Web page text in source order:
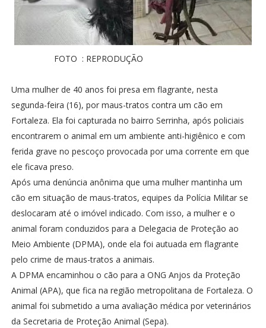
FOTO : REPRODUÇÃO
Uma mulher de 40 anos foi presa em flagrante, nesta
segunda-feira (16), por maus-tratos contra um cão em
Fortaleza. Ela foi capturada no bairro Serrinha, após policiais
encontrarem o animal em um ambiente anti-higiênico e com
ferida grave no pescoço provocada por uma corrente em que
ele ficava preso.
Após uma denúncia anônima que uma mulher mantinha um
cão em situação de maus-tratos, equipes da Polícia Militar se
deslocaram até o imóvel indicado. Com isso, a mulher e o
animal foram conduzidos para a Delegacia de Proteção ao
Meio Ambiente (DPMA), onde ela foi autuada em flagrante
pelo crime de maus-tratos a animais.
A DPMA encaminhou o cão para a ONG Anjos da Proteção
Animal (APA), que fica na região metropolitana de Fortaleza. O
animal foi submetido a uma avaliação médica por veterinários
da Secretaria de Proteção Animal (Sepa).